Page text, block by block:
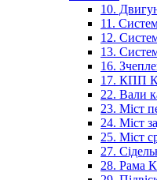
10.
11.
12.
13.
16.
17. КПП
22. Вали
23. Міст
24. Міст
25. Міст
27.
28. Рама